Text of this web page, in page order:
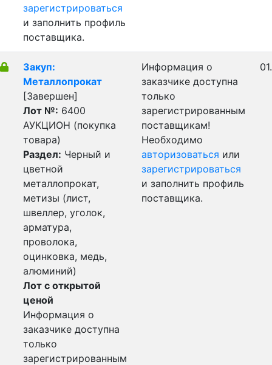
зарегистрироваться
и заполнить профиль
поставщика.
Закуп:
Металлопрокат
[Завершен]
Лот №: 6400
АУКЦИОН (покупка
товара)
Раздел: Черный и
цветной
металлопрокат,
метизы (лист,
швеллер, уголок,
арматура,
проволока,
оцинковка, медь,
алюминий)
Лот с открытой
ценой
Информация о
заказчике доступна
только
зарегистрированным
Информация о
заказчике доступна
только
зарегистрированным
поставщикам!
Необходимо
авторизоваться или
зарегистрироваться
и заполнить профиль
поставщика.